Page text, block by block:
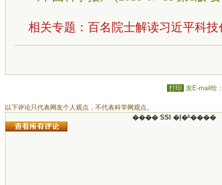
相关专题： 百名院士解读习近平科技
打印 发E-mail给
以下评论只代表网友个人观点，不代表科学网观点。
���� SSI �ļ�ʱ����